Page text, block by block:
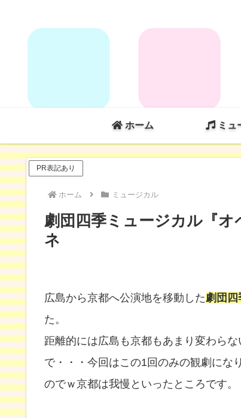
ホーム ミュ
PR表記あり
ホーム ミュージカル
劇団四季ミュージカル『オ
ネ
広島から京都へ公演地を移動した劇団四
た。
距離的には広島も京都もあまり変わら
で・・・今回はこの1回のみの観劇にな
のでｗ京都は我慢といったところです。